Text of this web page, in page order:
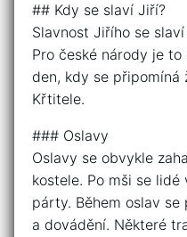
## Kdy se slaví Jiří?
Slavnost Jiřího se
Pro české národy je
den, kdy se připomíná
Křtitele.
### Oslavy
Oslavy se obvykle
kostele. Po mši se
párty. Během oslav se
a dovádění. Některé